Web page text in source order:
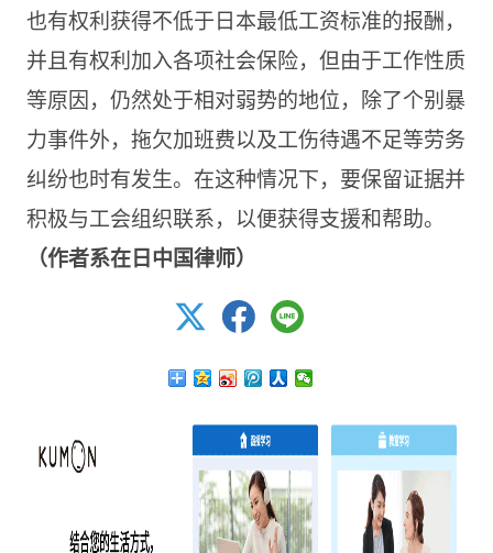
也有权利获得不低于日本最低工资标准的报酬，
并且有权利加入各项社会保险，但由于工作性质
等原因，仍然处于相对弱势的地位，除了个别暴
力事件外，拖欠加班费以及工伤待遇不足等劳务
纠纷也时有发生。在这种情况下，要保留证据并
积极与工会组织联系，以便获得支援和帮助。
（作者系在日中国律师）